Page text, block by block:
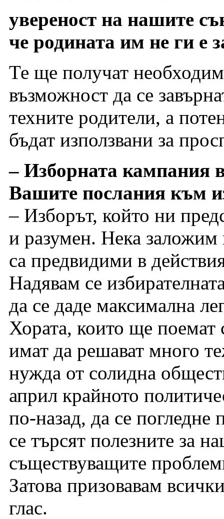
увереност на нашите
че родината им не ги е
Те ще получат
възможност да се
техните родители, а
бъдат използвани за
– Изборната кампания
Вашите послания към
– Изборът, който ни
и разумен. Нека заложим
са предвидими в
Надявам се
да се даде максимална
Хората, които ще поемат
имат да решават много
нужда от солидна
април крайното
по-назад, да се
се търсят полезните за
съществуващите
Затова призовавам
глас.